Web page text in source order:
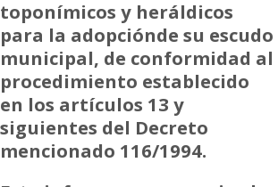
toponímicos y heráldicos
para la adopciónde su escudo
municipal, de conformidad al
procedimiento establecido
en los artículos 13 y
siguientes del Decreto
mencionado 116/1994.